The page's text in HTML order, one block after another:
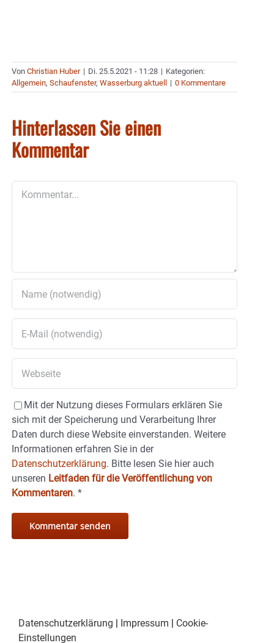
Von Christian Huber | Di. 25.5.2021 - 11:28 | Kategorien:
Allgemein, Schaufenster, Wasserburg aktuell | 0 Kommentare
Hinterlassen Sie einen
Kommentar
Mit der Nutzung dieses Formulars erklären Sie
sich mit der Speicherung und Verarbeitung Ihrer
Daten durch diese Website einverstanden. Weitere
Informationen erfahren Sie in der
Datenschutzerklärung. Bitte lesen Sie hier auch
unseren Leitfaden für die Veröffentlichung von
Kommentaren. *
Datenschutzerklärung Impressum
Cookie-
Einstellungen